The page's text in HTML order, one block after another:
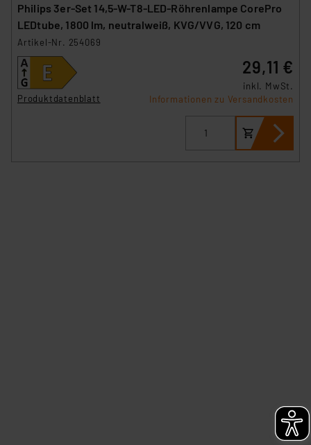
Philips 3er-Set 14,5-W-T8-LED-Röhrenlampe CorePro
LEDtube, 1800 lm, neutralweiß, KVG/VVG, 120 cm
Artikel-Nr. 254069
Produktdatenblatt
29,11 €
inkl. MwSt.
Informationen zu Versandkosten